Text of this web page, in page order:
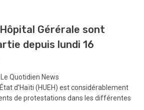
Gérérale sont
depuis lundi 16
Le Quotidien News
d'Haïti (HUEH) est considérablement
de protestations dans les différentes